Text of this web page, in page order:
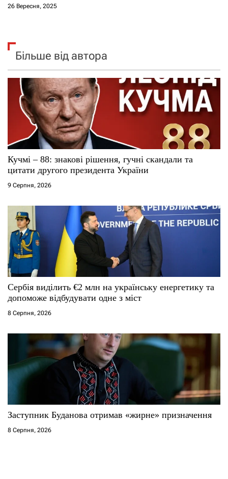
26 Вересня, 2025
Більше від автора
Кучмі – 88: знакові рішення, гучні скандали та
цитати другого президента України
9 Серпня, 2026
Сербія виділить €2 млн на українську енергетику та
допоможе відбудувати одне з міст
8 Серпня, 2026
Заступник Буданова отримав «жирне» призначення
8 Серпня, 2026